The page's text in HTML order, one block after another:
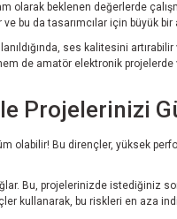
beklenen değerlerde
bu da tasarımcılar için büyük bir
ses kalitesini
de amatör elektronik
Projelerinizi
olabilir! Bu dirençler, yüksek
Bu, projelerinizde istediğiniz
kullanarak, bu riskleri en aza